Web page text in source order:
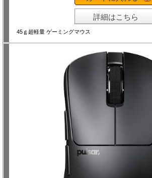
詳細はこちら
45ｇ超軽量 ゲーミングマウス